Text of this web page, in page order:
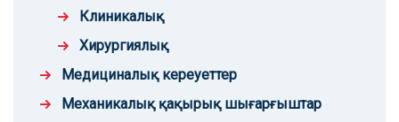
Клиникалық
Хирургиялық
Медициналық кереуеттер
Механикалық қақырық шығарғыштар